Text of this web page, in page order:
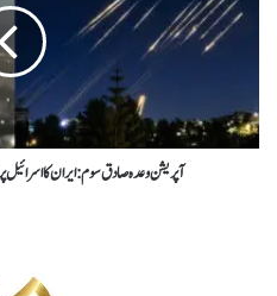
آپریشن وعدہ صادق سوم : ایران کا